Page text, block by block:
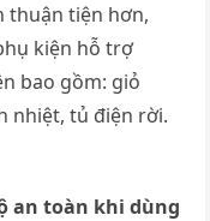
thuận tiện hơn,
kiện hỗ trợ
bao gồm: giỏ
nhiệt, tủ điện rời.
an toàn khi dùng